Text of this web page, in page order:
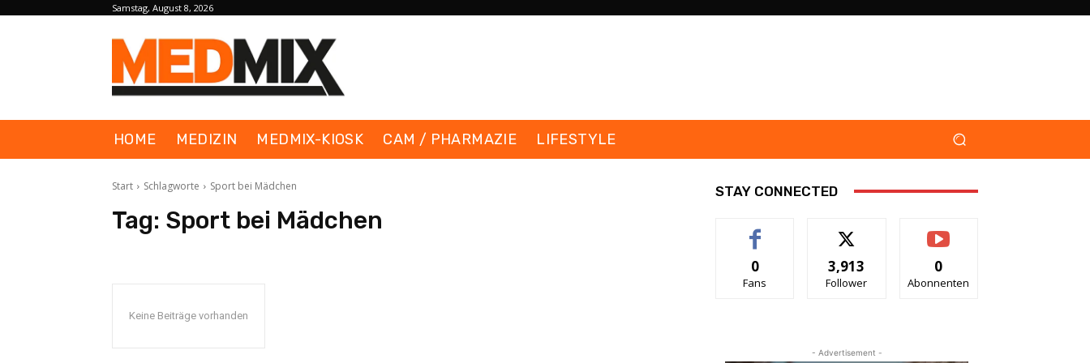
Samstag, August 8, 2026
HOME MEDIZIN MEDMIX-KIOSK CAM / PHARMAZIE LIFESTYLE
Start Schlagworte Sport bei Mädchen
Tag: Sport bei Mädchen
Keine Beiträge vorhanden
STAY CONNECTED
0
Fans
3,913
Follower
0
Abonnenten
- Advertisement -